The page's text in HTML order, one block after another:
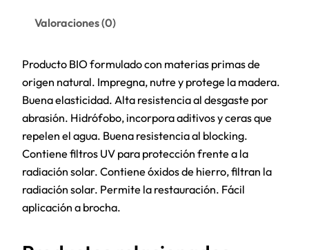
Valoraciones (0)
Producto BIO formulado con materias primas de
origen natural. Impregna, nutre y protege la madera.
Buena elasticidad. Alta resistencia al desgaste por
abrasión. Hidrófobo, incorpora aditivos y ceras que
repelen el agua. Buena resistencia al blocking.
Contiene filtros UV para protección frente a la
radiación solar. Contiene óxidos de hierro, filtran la
radiación solar. Permite la restauración. Fácil
aplicación a brocha.